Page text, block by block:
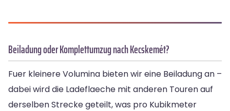
Beiladung oder Komplettumzug nach Kecskemét?
Fuer kleinere Volumina bieten wir eine Beiladung an –
dabei wird die Ladeflaeche mit anderen Touren auf
derselben Strecke geteilt, was pro Kubikmeter